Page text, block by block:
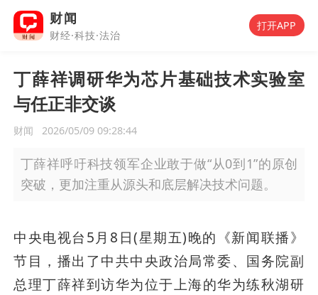
财闻
财经·科技·法治
打开APP
丁薛祥调研华为芯片基础技术实验室
与任正非交谈
财闻 2026/05/09 09:28:44
丁薛祥呼吁科技领军企业敢于做“从0到1”的原创
突破，更加注重从源头和底层解决技术问题。
中央电视台5月8日(星期五)晚的《新闻联播》
节目，播出了中共中央政治局常委、国务院副
总理丁薛祥到访华为位于上海的华为练秋湖研